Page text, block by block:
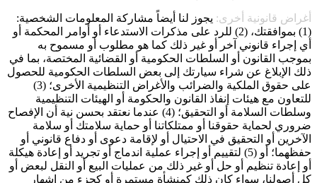
أغراض قانونية أخرى: يجوز لنا أيضاً مشاركة المعلومات الشخصية:
(1) بموافقتك، (2) للرد على مذكرات الاستدعاء أو أوامر المحكمة أو
أي إجراء قانوني آخر أو غير ذلك كما هو مطلوب أو مسموح به
بموجب القانون أو السلطات الحكومية أو القضائية المختصة، بما في
ذلك الإبلاغ عن شراء سيارتك إلى بعض السلطات الحكومية للحصول
على حقوق الملكية والضرائب والأغراض التنظيمية الأخرى؛ (3)
للتعاون مع هيئات إنفاذ القانون والحكومة أو الهيئات التنظيمية
وسلطات السلامة أو التحقيق؛ (4) عندما نعتقد بحسن نية أن الإفصاح
ضروري لحماية حقوقنا أو ممتلكاتنا أو حماية سلامتك أو سلامة
الآخرين أو التحقيق في الاحتيال أو لإقامة دعوى أو دفاع قانوني أو
حفظهما؛ أو (5) لتقييم أو إجراء عملية اندماج أو تجريد أو إعادة هيكلة
أو إعادة تنظيم أو حل أو غير ذلك من عمليات البيع أو النقل لبعض أو
كل أصولنا، سواء كان ذلك كمنشأة مستمرة أو كجزء من إشهار